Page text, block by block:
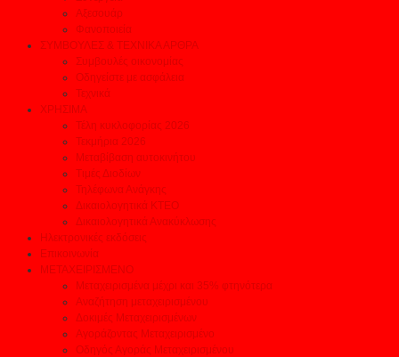
Αξεσουάρ
Φανοποιεία
ΣΥΜΒΟΥΛΕΣ & ΤΕΧΝΙΚΑ ΑΡΘΡΑ
Συμβουλές οικονομίας
Οδηγείστε με ασφάλεια
Τεχνικά
ΧΡΗΣΙΜΑ
Τέλη κυκλοφορίας 2026
Τεκμήρια 2026
Μεταβίβαση αυτοκινήτου
Τιμές Διοδίων
Τηλέφωνα Ανάγκης
Δικαιολογητικά ΚΤΕΟ
Δικαιολογητικά Ανακύκλωσης
Ηλεκτρονικές εκδόσεις
Επικοινωνία
ΜΕΤΑΧΕΙΡΙΣΜΕΝΟ
Μεταχειρισμένα μέχρι και 35% φτηνότερα
Αναζήτηση μεταχειρισμένου
Δοκιμές Μεταχειρισμένων
Αγοράζοντας Μεταχειρισμένο
Οδηγός Αγοράς Μεταχειρισμένου